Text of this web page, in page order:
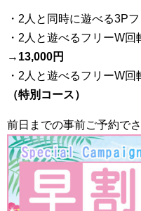
・2人と同時に遊べる3P
・2人と遊べるフリーW
→ 13,000円
・2人と遊べるフリーW
（特別コース）
前日までの事前ご予約で